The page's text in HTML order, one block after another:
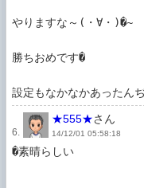
やりますな～(・∀・)�~
勝ちおめです�
設定もなかなかあったん
6.
★555★さん
14/12/01 05:58:18
�素晴らしい